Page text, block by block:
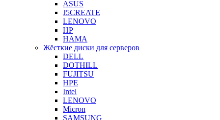
ASUS
J5CREATE
LENOVO
HP
HAMA
Жёсткие диски для серверов
DELL
DOTHILL
FUJITSU
HPE
Intel
LENOVO
Micron
SAMSUNG